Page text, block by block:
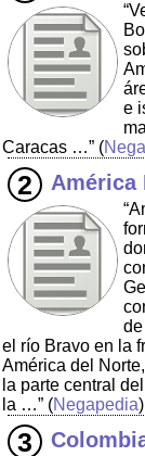
e
Caracas …” (
América
el río Bravo en la
América del
la parte central
la …” (Negapedia